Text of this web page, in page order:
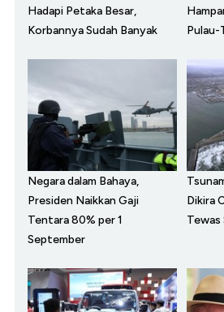
Hadapi Petaka Besar,
Korbannya Sudah Banyak
Pulau-
Negara dalam Bahaya,
Presiden Naikkan Gaji
Tentara 80% per 1
September
Dikira
Tewas